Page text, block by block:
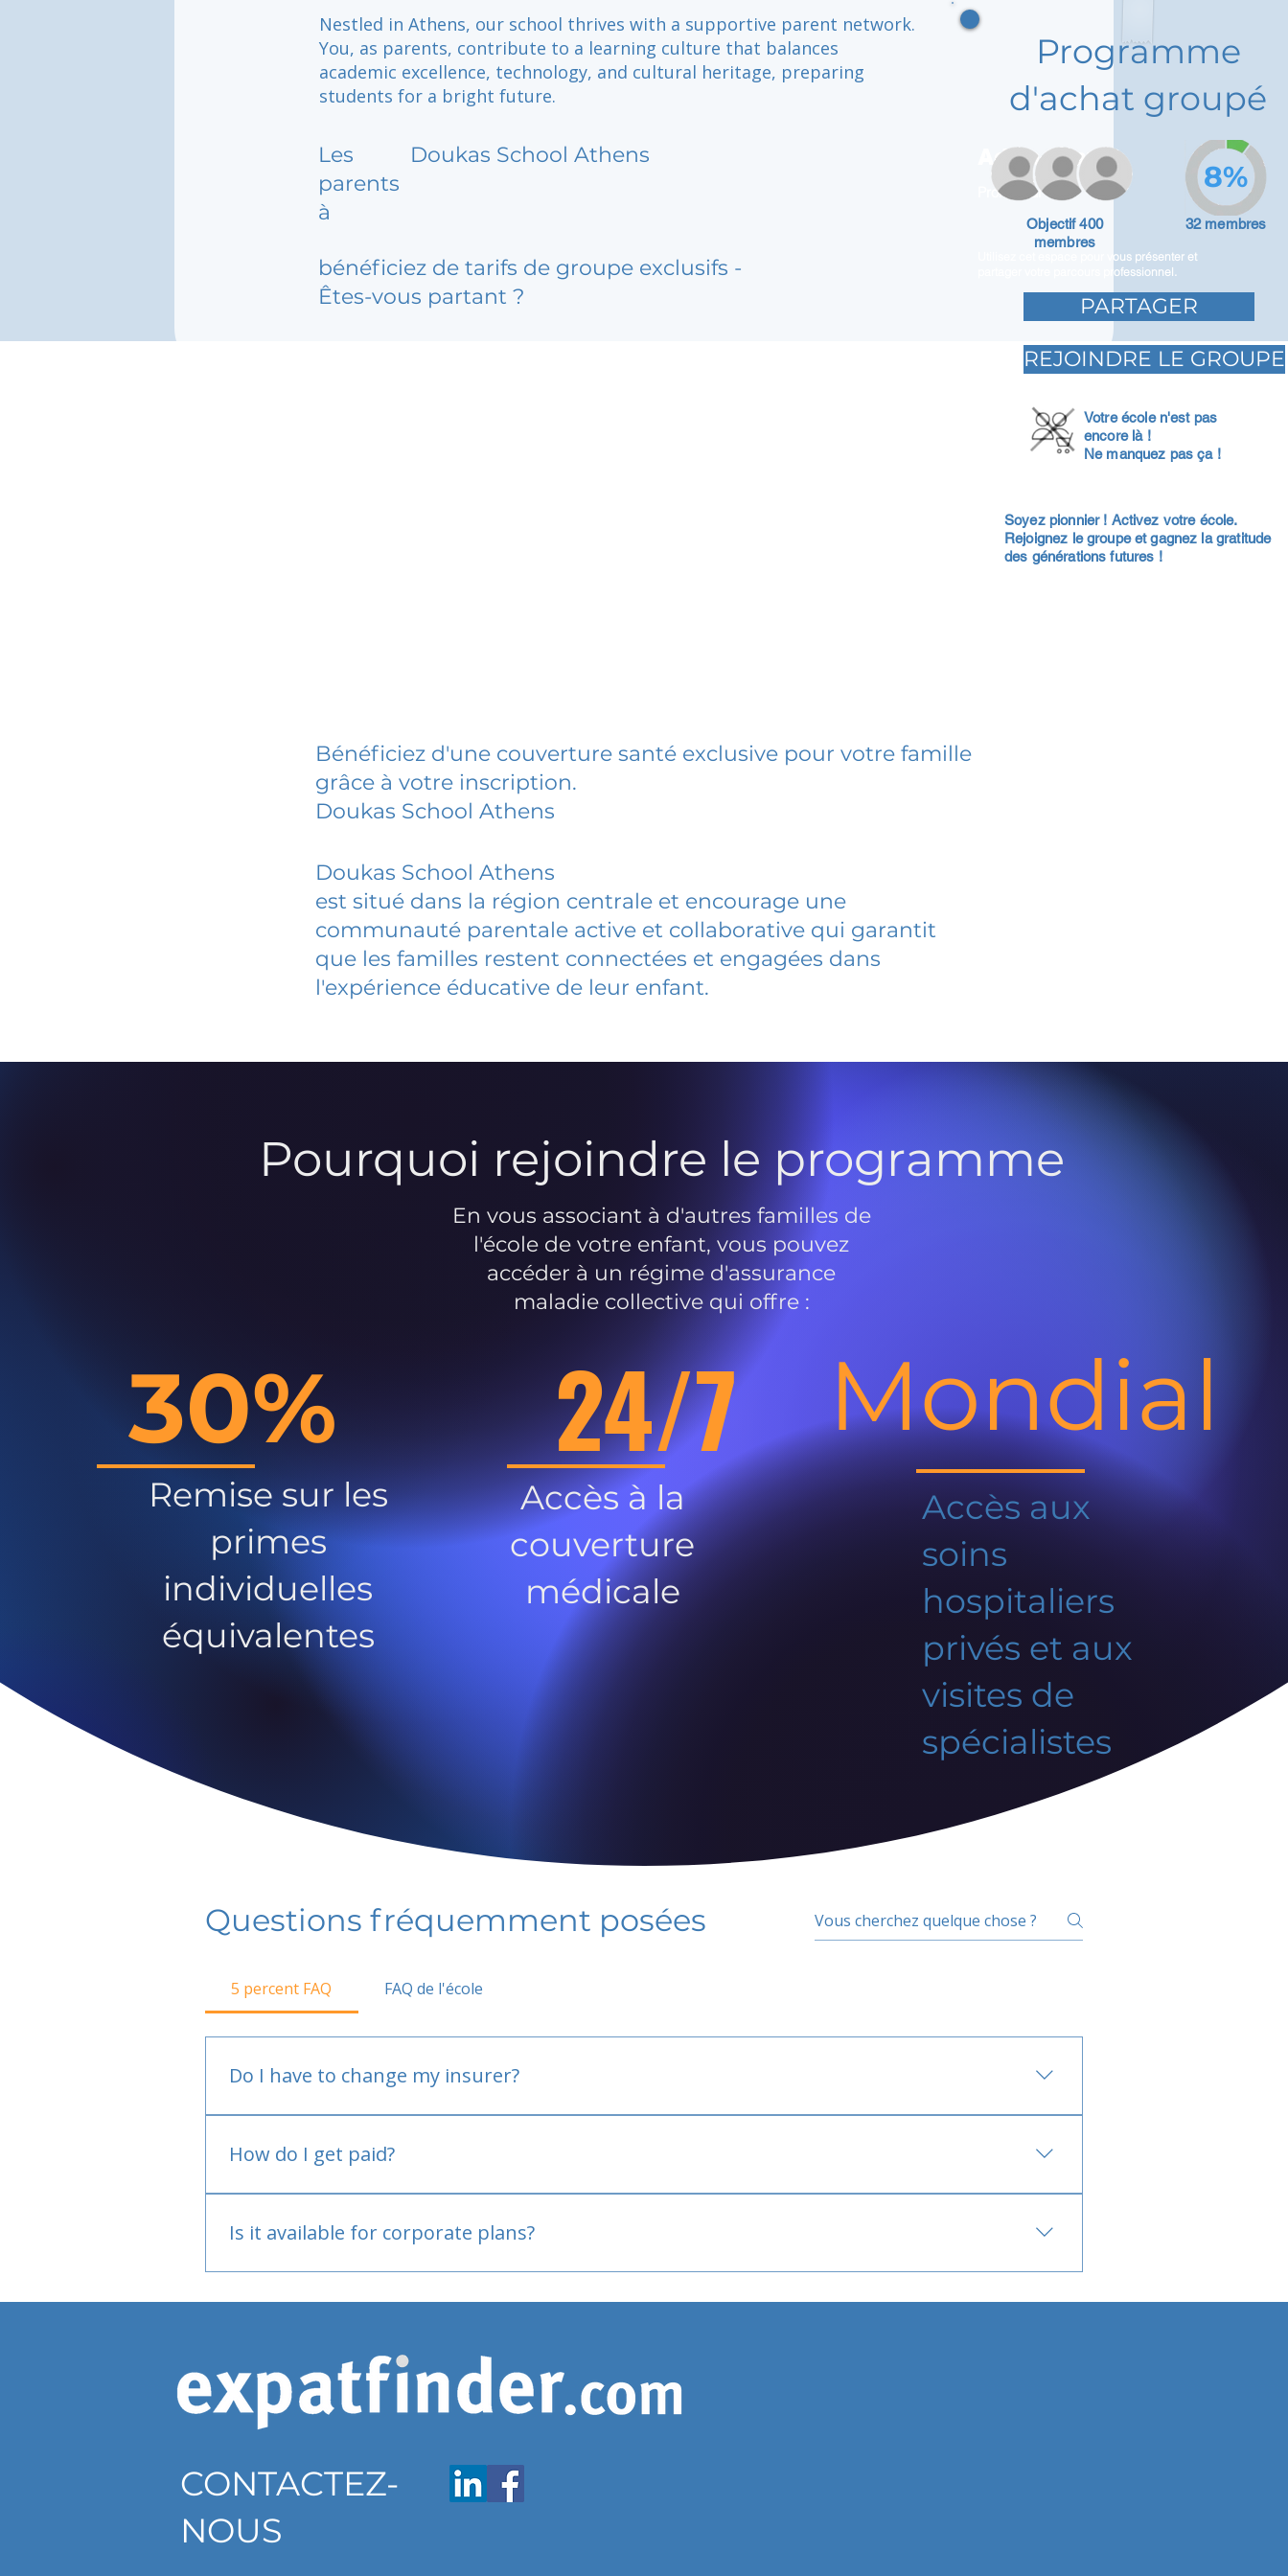
Nestled in Athens, our school thrives with a supportive parent network.
You, as parents, contribute to a learning culture that balances
academic excellence, technology, and cultural heritage, preparing
students for a bright future.
Les
parents
à
Doukas School Athens
bénéficiez de tarifs de groupe exclusifs -
Êtes-vous partant ?
Adam Caar
Promoteur
Utilisez cet espace pour vous présenter et
partager votre parcours professionnel.
Programme
d'achat groupé
Objectif 400
membres
32 membres
8%
PARTAGER
REJOINDRE LE GROUPE
Votre école n'est pas
encore là !
Ne manquez pas ça !
Soyez pionnier ! Activez votre école.
Rejoignez le groupe et gagnez la gratitude
des générations futures !
Bénéficiez d'une couverture santé exclusive pour votre famille
grâce à votre inscription.
Doukas School Athens
Doukas School Athens
est situé dans la région centrale et encourage une
communauté parentale active et collaborative qui garantit
que les familles restent connectées et engagées dans
l'expérience éducative de leur enfant.
Pourquoi rejoindre le programme
En vous associant à d'autres familles de
l'école de votre enfant, vous pouvez
accéder à un régime d'assurance
maladie collective qui offre :
30%
Remise sur les
primes
individuelles
équivalentes
24/7
Accès à la
couverture
médicale
Mondial
Accès aux
soins
hospitaliers
privés et aux
visites de
spécialistes
Questions fréquemment posées
5 percent FAQ FAQ de l'école
Do I have to change my insurer?
How do I get paid?
Is it available for corporate plans?
CONTACTEZ-
NOUS